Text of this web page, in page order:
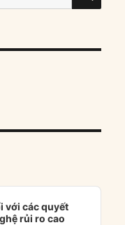
với các quyết
rủi ro cao